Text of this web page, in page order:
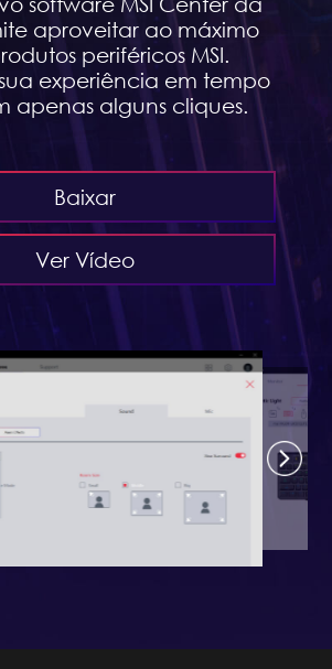
aproveitar ao máximo
periféricos MSI.
experiência em tempo
apenas alguns cliques.
Baixar
Ver Vídeo